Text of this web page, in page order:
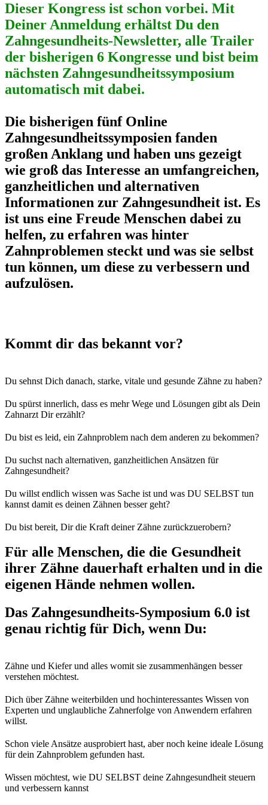
Dieser Kongress ist schon vorbei. Mit
Deiner Anmeldung erhältst Du den
Zahngesundheits-Newsletter, alle Trailer
der bisherigen 6 Kongresse und bist beim
nächsten Zahngesundheitssymposium
automatisch mit dabei.
Die bisherigen fünf Online
Zahngesundheitssymposien fanden
großen Anklang und haben uns gezeigt
wie groß das Interesse an umfangreichen,
ganzheitlichen und alternativen
Informationen zur Zahngesundheit ist. Es
ist uns eine Freude Menschen dabei zu
helfen, zu erfahren was hinter
Zahnproblemen steckt und was sie selbst
tun können, um diese zu verbessern und
aufzulösen.
Kommt dir das bekannt vor?
Du sehnst Dich danach, starke, vitale und gesunde Zähne zu haben?
Du spürst innerlich, dass es mehr Wege und Lösungen gibt als Dein
Zahnarzt Dir erzählt?
Du bist es leid, ein Zahnproblem nach dem anderen zu bekommen?
Du suchst nach alternativen, ganzheitlichen Ansätzen für
Zahngesundheit?
Du willst endlich wissen was Sache ist und was DU SELBST tun
kannst damit es deinen Zähnen besser geht?
Du bist bereit, Dir die Kraft deiner Zähne zurückzuerobern?
Für alle Menschen, die die Gesundheit
ihrer Zähne dauerhaft erhalten und in die
eigenen Hände nehmen wollen.
Das Zahngesundheits-Symposium 6.0 ist
genau richtig für Dich, wenn Du:
Zähne und Kiefer und alles womit sie zusammenhängen besser
verstehen möchtest.
Dich über Zähne weiterbilden und hochinteressantes Wissen von
Experten und unglaubliche Zahnerfolge von Anwendern erfahren
willst.
Schon viele Ansätze ausprobiert hast, aber noch keine ideale Lösung
für dein Zahnproblem gefunden hast.
Wissen möchtest, wie DU SELBST deine Zahngesundheit steuern
und verbessern kannst